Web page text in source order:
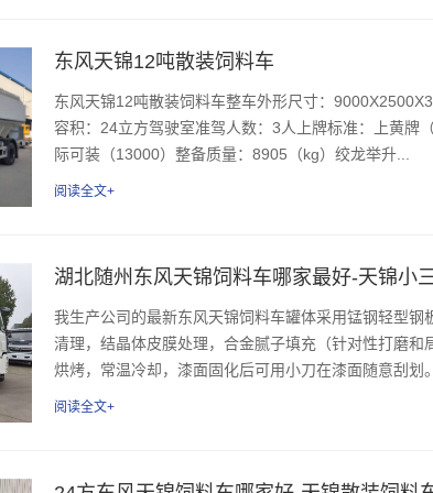
东风天锦12吨散装饲料车
东风天锦12吨散装饲料车整车外形尺寸：
容积：24立方驾驶室准驾人数：3人上牌标准：上黄牌
际可装（13000）整备质量：8905（kg）绞龙举升...
阅读全文+
湖北随州东风天锦饲料车哪家最好-天锦小
我生产公司的最新东风天锦饲料车罐体采用锰钢轻型
清理，结晶体皮膜处理，合金腻子填充（针对性打磨
烘烤，常温冷却，漆面固化后可用小刀在漆面随意刮
阅读全文+